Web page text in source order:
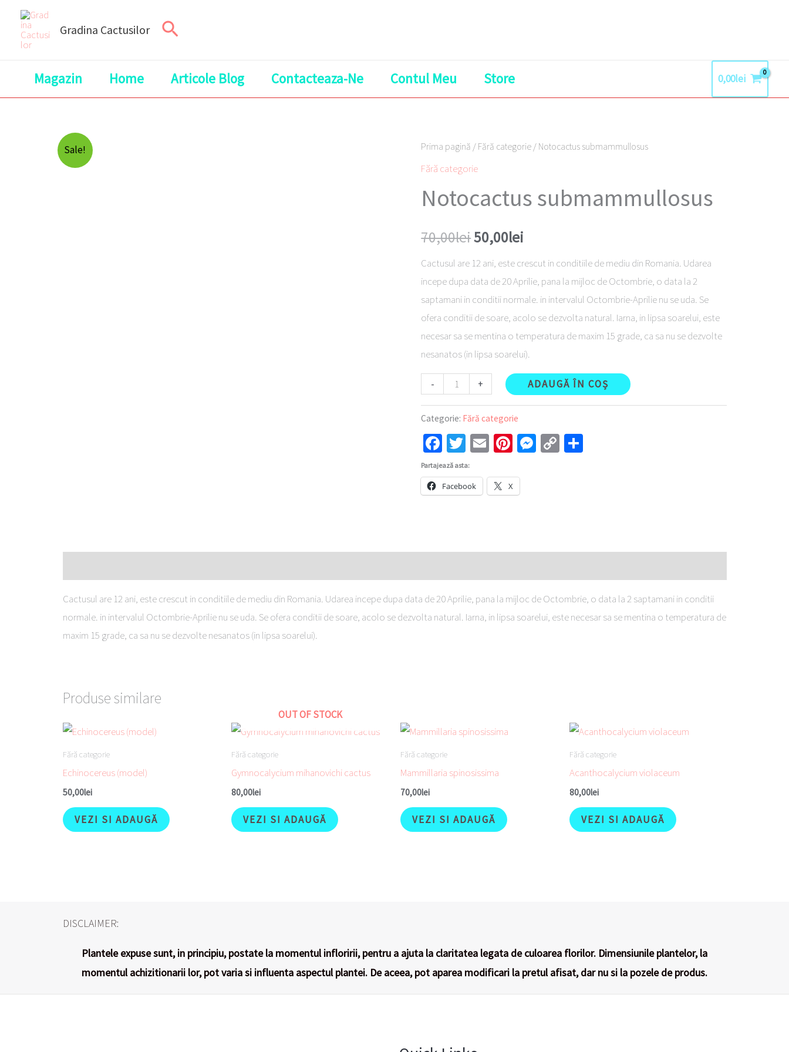
content
Gradina Cactusilor Search
Magazin Home Articole Blog Contacteaza-Ne Contul Meu Store 0,00lei
Sale! Prima pagină / Fără categorie / Notocactus submammullosus
Fără categorie
Notocactus submammullosus
70,00lei
Prețul
inițial
a
fost:
70,00lei.
50,00lei
Prețul
este:
Cactusul are 12 ani, este crescut in conditiile de mediu din Romania. Udarea
incepe dupa data de 20 Aprilie, pana la mijloc de Octombrie, o data la 2
saptamani in conditii normale. in intervalul Octombrie-Aprilie nu se uda. Se
ofera conditii de soare, acolo se dezvolta natural. Iarna, in lipsa soarelui, este
necesar sa se mentina o temperatura de maxim 15 grade, ca sa nu se dezvolte
nesanatos (in lipsa soarelui).
-
Cantitate
Notocactus
+ ADAUGĂ ÎN COȘ
Categorie: Fără categorie
Facebook
Twitter
EmailPinterest
Messenger
Copy
Partajează asta:
Facebook X
Cactusul are 12 ani, este crescut in conditiile de mediu din Romania. Udarea incepe dupa data de 20 Aprilie, pana la mijloc de Octombrie, o data la 2 saptamani in conditii
normale. in intervalul Octombrie-Aprilie nu se uda. Se ofera conditii de soare, acolo se dezvolta natural. Iarna, in lipsa soarelui, este necesar sa se mentina o temperatura de
maxim 15 grade, ca sa nu se dezvolte nesanatos (in lipsa soarelui).
Produse similare
Fără categorie
Echinocereus (model)
50,00lei
VEZI SI ADAUGĂ
OUT OF STOCK
Fără categorie
Gymnocalycium mihanovichi cactus
80,00lei
VEZI SI ADAUGĂ
Fără categorie
Mammillaria spinosissima
70,00lei
VEZI SI ADAUGĂ
Fără categorie
Acanthocalycium violaceum
80,00lei
VEZI SI ADAUGĂ
DISCLAIMER:
Plantele expuse sunt, in principiu, postate la momentul infloririi, pentru a ajuta la claritatea legata de culoarea florilor. Dimensiunile plantelor, la
momentul achizitionarii lor, pot varia si influenta aspectul plantei. De aceea, pot aparea modificari la pretul afisat, dar nu si la pozele de produs.